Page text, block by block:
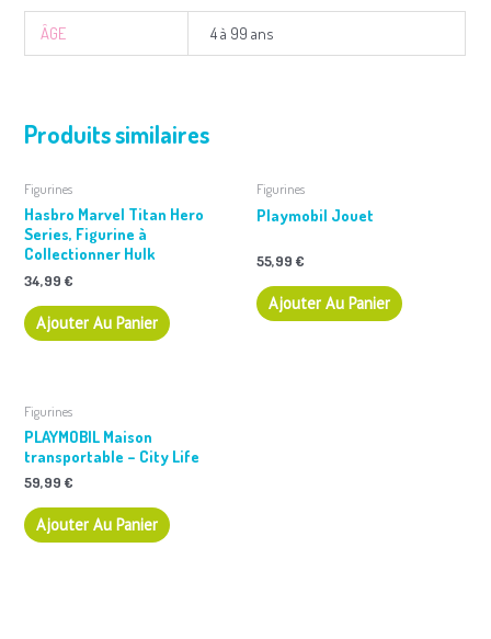
ÂGE 4 à 99 ans
Produits similaires
Figurines
Hasbro Marvel Titan Hero
Series, Figurine à
Collectionner Hulk
34,99€
Ajouter Au Panier
Figurines
Playmobil Jouet
55,99 €
Ajouter Au Panier
Figurines
PLAYMOBIL Maison
transportable – City Life
59,99€
Ajouter Au Panier